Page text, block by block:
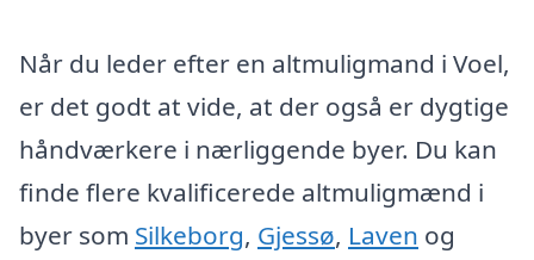
Når du leder efter en altmuligmand i Voel,
er det godt at vide, at der også er dygtige
håndværkere i nærliggende byer. Du kan
finde flere kvalificerede altmuligmænd i
byer som Silkeborg, Gjessø, Laven og